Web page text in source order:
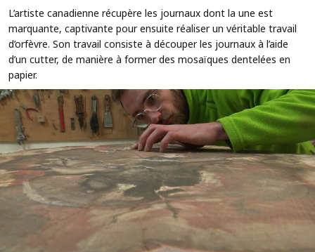
L’artiste canadienne récupère les journaux dont la une est
marquante, captivante pour ensuite réaliser un véritable travail
d’orfèvre. Son travail consiste à découper les journaux à l’aide
d’un cutter, de manière à former des mosaïques dentelées en
papier.